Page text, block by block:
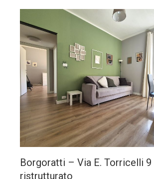
Borgoratti – Via E. Torricelli 9
ristrutturato